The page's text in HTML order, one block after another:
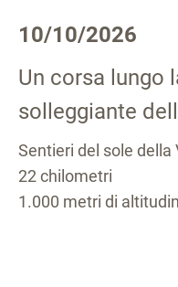
10/10/2026
Un corsa lungo
solleggiante
Sentieri del sole della
22 chilometri
1.000 metri di